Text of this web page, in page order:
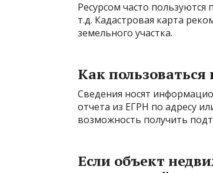
Ресурсом часто
т.д. Кадастровая карта
земельного участка.
Как пользоваться
Сведения носят
отчета из ЕГРН по адресу
возможность получить
Если объект